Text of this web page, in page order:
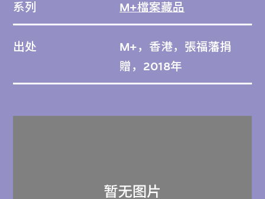
系列 M+檔案藏品
出处
M+，香港，張福藩捐
贈，2018年